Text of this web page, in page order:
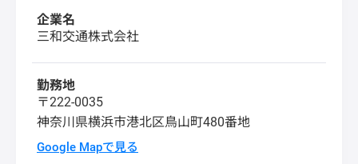
企業名
三和交通株式会社
勤務地
〒222-0035
神奈川県横浜市港北区鳥山町480番地
Google Mapで見る